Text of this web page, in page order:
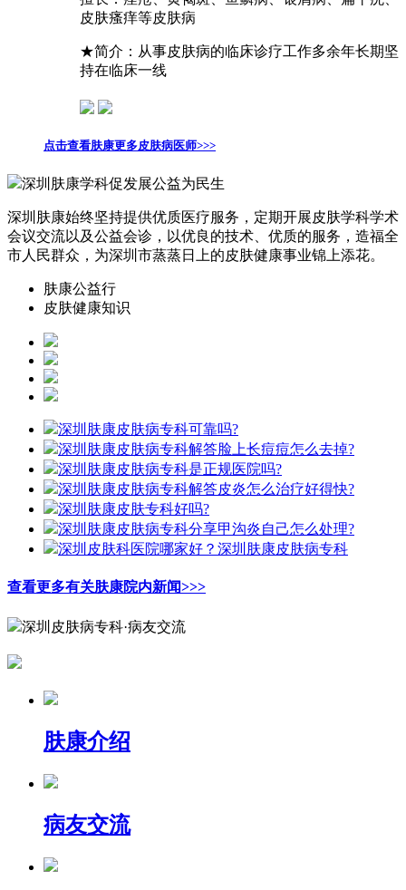
皮肤瘙痒等皮肤病
★简介：从事皮肤病的临床诊疗工作多余年长期坚
持在临床一线
点击查看肤康更多皮肤病医师>>>
深圳肤康学科促发展公益为民生
深圳肤康始终坚持提供优质医疗服务，定期开展皮肤学科学术
会议交流以及公益会诊，以优良的技术、优质的服务，造福全
市人民群众，为深圳市蒸蒸日上的皮肤健康事业锦上添花。
肤康公益行
皮肤健康知识
深圳肤康皮肤病专科可靠吗?
深圳肤康皮肤病专科解答脸上长痘痘怎么去掉?
深圳肤康皮肤病专科是正规医院吗?
深圳肤康皮肤病专科解答皮炎怎么治疗好得快?
深圳肤康皮肤专科好吗?
深圳肤康皮肤病专科分享甲沟炎自己怎么处理?
深圳皮肤科医院哪家好？深圳肤康皮肤病专科
查看更多有关肤康院内新闻>>>
深圳皮肤病专科·病友交流
肤康介绍
病友交流